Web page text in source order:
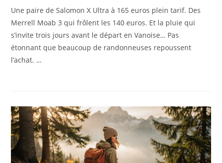
Une paire de Salomon X Ultra à 165 euros plein tarif. Des
Merrell Moab 3 qui frôlent les 140 euros. Et la pluie qui
s’invite trois jours avant le départ en Vanoise… Pas
étonnant que beaucoup de randonneuses repoussent
l’achat. …